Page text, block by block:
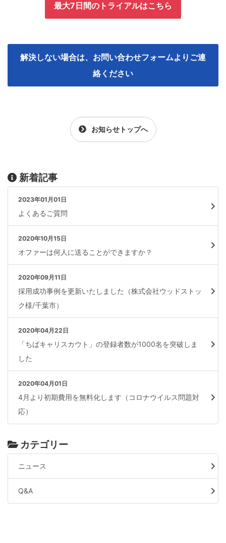
最大7日間のトライアルはこちら
解決しない場合は、お問い合わせフォームよりご連
絡ください
お知らせトップへ
新着記事
2023年01月01日
よくあるご質問
2020年10月15日
オファーは何人に送ることができますか？
2020年09月11日
採用成功事例を更新いたしました（株式会社ウッドストッ
ク様/千葉市）
2020年04月22日
「ちばキャリスカウト」の登録者数が1000名を突破しま
した
2020年04月01日
4月より初期費用を無料化します（コロナウイルス問題対
応）
カテゴリー
ニュース
Q&A